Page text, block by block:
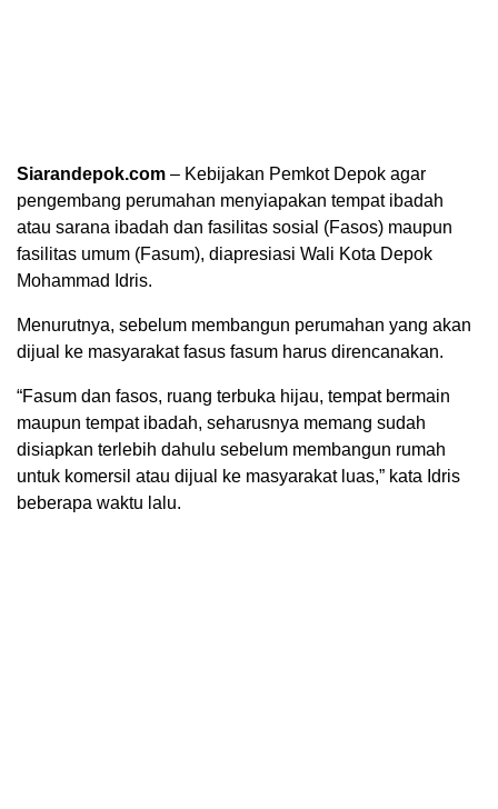
Siarandepok.com – Kebijakan Pemkot Depok agar
pengembang perumahan menyiapakan tempat ibadah
atau sarana ibadah dan fasilitas sosial (Fasos) maupun
fasilitas umum (Fasum), diapresiasi Wali Kota Depok
Mohammad Idris.
Menurutnya, sebelum membangun perumahan yang akan
dijual ke masyarakat fasus fasum harus direncanakan.
“Fasum dan fasos, ruang terbuka hijau, tempat bermain
maupun tempat ibadah, seharusnya memang sudah
disiapkan terlebih dahulu sebelum membangun rumah
untuk komersil atau dijual ke masyarakat luas,” kata Idris
beberapa waktu lalu.